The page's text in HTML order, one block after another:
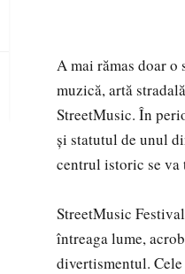
A mai rămas doar
muzică, artă
StreetMusic. În
și statutul de unul
centrul istoric se va
StreetMusic
întreaga lume,
divertismentul.